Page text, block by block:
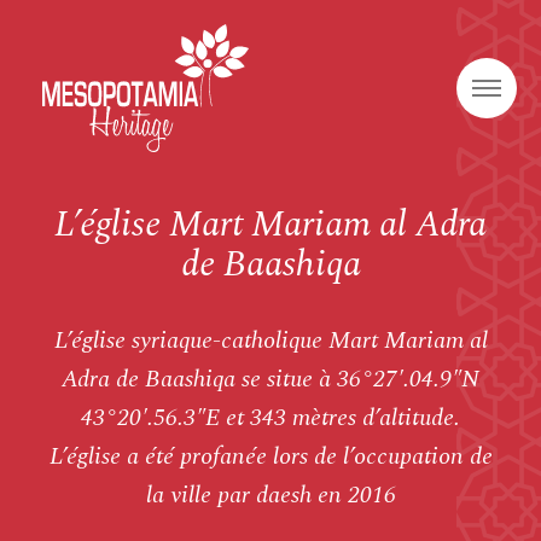
L’église Mart Mariam al Adra
de Baashiqa
L’église syriaque-catholique Mart Mariam al
Adra de Baashiqa se situe à 36°27′.04.9″N
43°20′.56.3″E et 343 mètres d’altitude.
L’église a été profanée lors de l’occupation de
la ville par daesh en 2016